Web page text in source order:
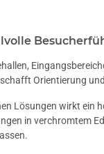
Orientierung
Lösungen wirkt ein
in verchromtem